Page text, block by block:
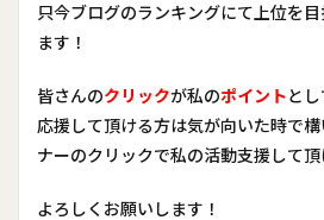
只今ブログのランキングにて上位を
ます！
皆さんのクリックが私のポイントと
応援して頂ける方は気が向いた時で
ナーのクリックで私の活動支援して頂
よろしくお願いします！